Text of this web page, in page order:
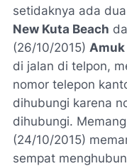
setidaknya ada
New Kuta Beach
(26/10/2015) Amuk
di jalan di telpon,
nomor telepon
dihubungi karena
dihubungi.
(24/10/2015)
sempat